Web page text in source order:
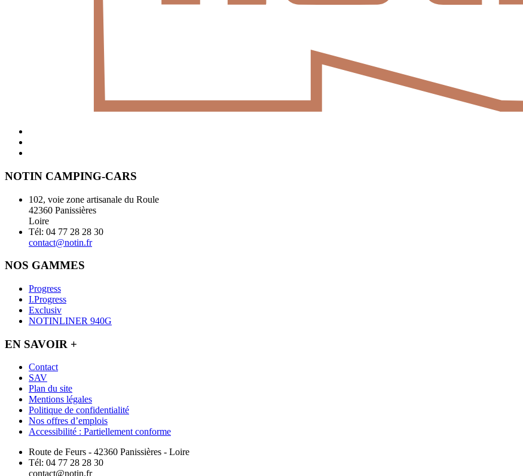
NOTIN CAMPING-CARS
102, voie zone artisanale du Roule
42360 Panissières
Loire
Tél: 04 77 28 28 30
contact@notin.fr
NOS GAMMES
Progress
I.Progress
Exclusiv
NOTINLINER 940G
EN SAVOIR +
Contact
SAV
Plan du site
Mentions légales
Politique de confidentialité
Nos offres d’emplois
Accessibilité : Partiellement conforme
Route de Feurs - 42360 Panissières - Loire
Tél: 04 77 28 28 30
contact@notin.fr